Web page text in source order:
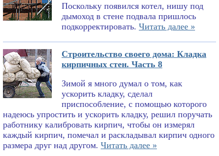
Поскольку появился котел, нишу под
дымоход в стене подвала пришлось
подкорректировать. Читать далее »
Строительство своего дома: Кладка
кирпичных стен. Часть 8
Зимой я много думал о том, как
ускорить кладку, сделал
приспособление, с помощью которого
надеюсь упростить и ускорить кладку, решил поручать
работнику калибровать кирпич, чтобы он измерял
каждый кирпич, помечал и раскладывал кирпич одного
размера друг над другом. Читать далее »